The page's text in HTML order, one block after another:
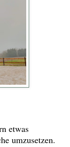
etwas
umzusetzen.